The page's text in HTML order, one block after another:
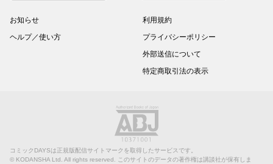
お知らせ
ヘルプ／使い方
利用規約
プライバシーポリシー
外部送信について
特定商取引法の表示
コミックDAYSは正規版配信サイトマークを取得したサービスです。
© KODANSHA Ltd. All rights reserved. このサイトのデータの著作権は講談社が保有しま